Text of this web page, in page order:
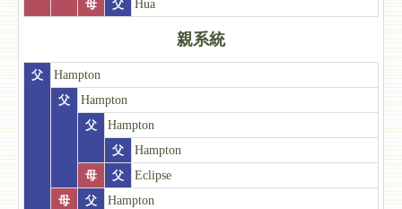
母
父 Hua
親系統
父
Hampton
父
Hampton
父
Hampton
父
Hampton
母
父
Eclipse
母
父
Hampton